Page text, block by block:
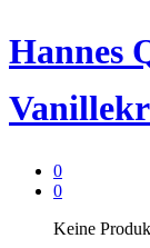
Hannes
0
0
Keine